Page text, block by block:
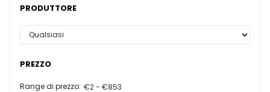
PRODUTTORE
PREZZO
Range di prezzo: